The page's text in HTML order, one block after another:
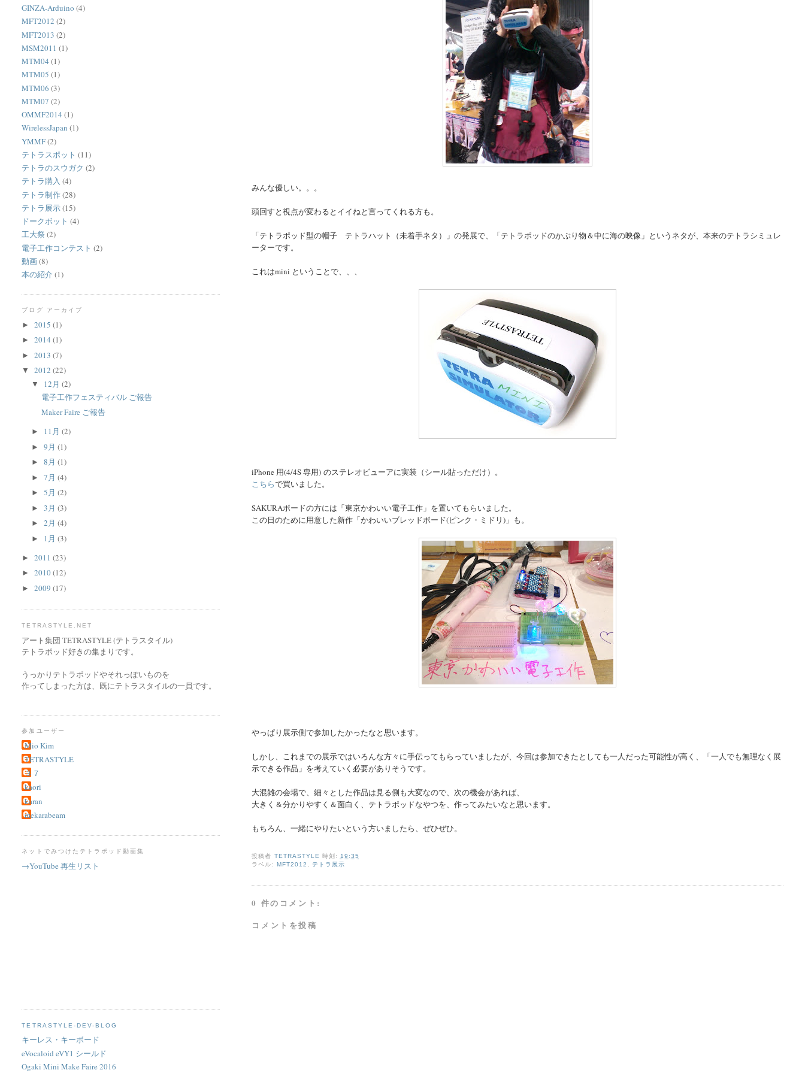
みんな優しい。。。
頭回すと視点が変わるとイイねと言ってくれる方も。
「テトラポッド型の帽子 テトラハット（未着手ネタ）」の発展で、「テトラポッドのかぶり物＆中に海の映像」というネタが、本来のテトラシミュレ
ーターです。
これはmini ということで、、、
iPhone 用(4/4S 専用) のステレオビューアに実装（シール貼っただけ）。
こちらで買いました。
SAKURAボードの方には「東京かわいい電子工作」を置いてもらいました。
この日のために用意した新作「かわいいブレッドボード(ピンク・ミドリ)」も。
やっぱり展示側で参加したかったなと思います。
しかし、これまでの展示ではいろんな方々に手伝ってもらっていましたが、今回は参加できたとしても一人だった可能性が高く、「一人でも無理なく展
示できる作品」を考えていく必要がありそうです。
大混雑の会場で、細々とした作品は見る側も大変なので、次の機会があれば、
大きく＆分かりやすく＆面白く、テトラポッドなやつを、作ってみたいなと思います。
もちろん、一緒にやりたいという方いましたら、ぜひぜひ。
投稿者 TETRASTYLE 時刻:
19:35
ラベル: MFT2012 テトラ展示
0 件のコメント:
コメントを投稿
GINZA-Arduino (4)
MFT2012 (2)
MFT2013 (2)
MSM2011 (1)
MTM04 (1)
MTM05 (1)
MTM06 (3)
MTM07 (2)
OMMF2014 (1)
WirelessJapan (1)
YMMF(2)
テトラスポット (11)
テトラのスウガク (2)
テトラ購入 (4)
テトラ制作(28)
テトラ展示(15)
ドークボット (4)
工大祭 (2)
電子工作コンテスト (2)
動画(8)
本の紹介 (1)
ブログ アーカイブ
►2015(1)
►2014(1)
►2013(7)
▼2012(22)
▼ 12月(2)
電子工作フェスティバル ご報告
Maker Faire ご報告
► 11月(2)
►9月(1)
►8月(1)
►7月(4)
►5月(2)
►3月(3)
►2月(4)
► 1月(3)
►2011(23)
►2010(12)
►2009(17)
TETRASTYLE.NET
アート集団 TETRASTYLE (テトラスタイル)
テトラポッド好きの集まりです。
うっかりテトラポッドやそれっぽいものを
作ってしまった方は、既にテトラスタイルの一員です。
参加ユーザー
Mio Kim
TETRASTYLE
３７
kaori
karan
mekarabeam
ネットでみつけたテトラポッド動画集
→YouTube 再生リスト
TETRASTYLE-DEV-BLOG
キーレス・キーボード
eVocaloid eVY1 シールド
Ogaki Mini Make Faire 2016